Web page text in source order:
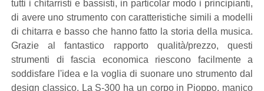
tutti i chitarristi e bassisti, in particolar modo i principianti,
di avere uno strumento con caratteristiche simili a modelli
di chitarra e basso che hanno fatto la storia della musica.
Grazie al fantastico rapporto qualità/prezzo, questi
strumenti di fascia economica riescono facilmente a
soddisfare l'idea e la voglia di suonare uno strumento dal
design classico. La S-300 ha un corpo in Pioppo, manico